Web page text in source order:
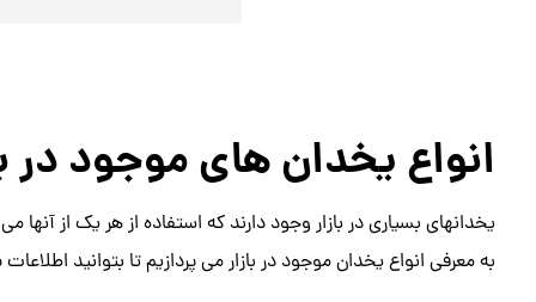
انواع یخدان های موجود در
یخدانهای بسیاری در بازار وجود دارند که استفاده از هر یک از
به معرفی انواع یخدان موجود در بازار می پردازیم تا بتوانید